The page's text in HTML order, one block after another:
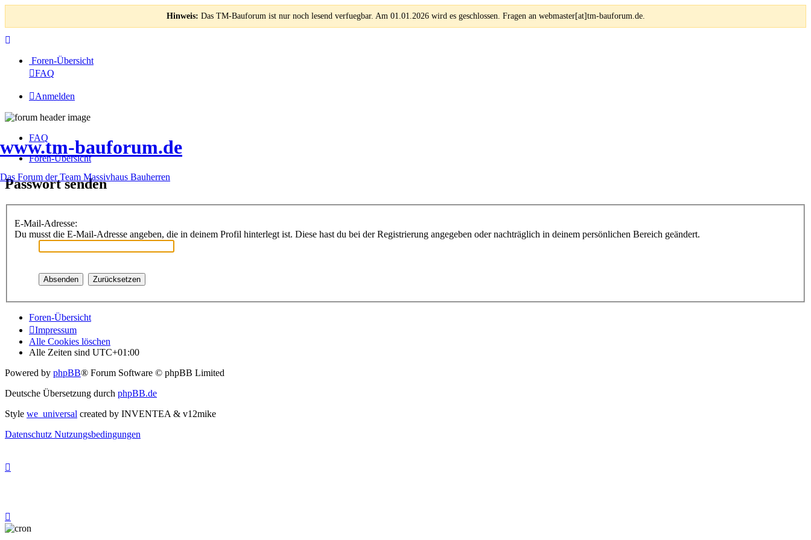
Hinweis: Das TM-Bauforum ist nur noch lesend verfuegbar. Am 01.01.2026 wird es geschlossen. Fragen an webmaster[at]tm-bauforum.de.
Foren-Übersicht
FAQ
Anmelden
www.tm-bauforum.de
Das Forum der Team Massivhaus Bauherren
FAQ
Foren-Übersicht
Passwort senden
E-Mail-Adresse:
Du musst die E-Mail-Adresse angeben, die in deinem Profil hinterlegt ist. Diese hast du bei der Registrierung angegeben oder nachträglich in deinem persönlichen Bereich geändert.
Foren-Übersicht
Impressum
Alle Cookies löschen
Alle Zeiten sind UTC+01:00
Powered by phpBB® Forum Software © phpBB Limited
Deutsche Übersetzung durch phpBB.de
Style we_universal created by INVENTEA & v12mike
Datenschutz Nutzungsbedingungen